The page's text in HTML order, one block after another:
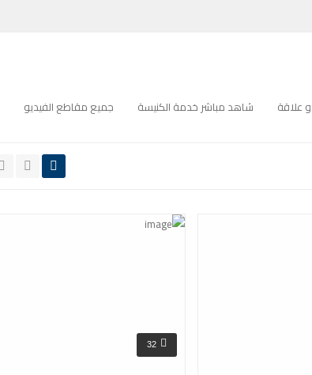
علاقة شاهد مباشر خدمة الكنيسة جميع مقاطع الفيديو
جميع عالية
32